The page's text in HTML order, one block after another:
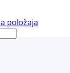
položaja